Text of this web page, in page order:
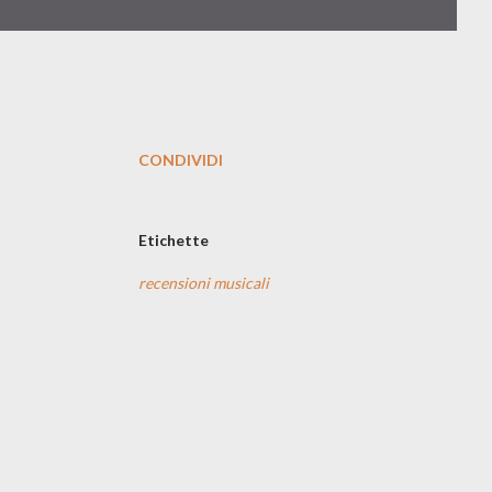
CONDIVIDI
Etichette
recensioni musicali